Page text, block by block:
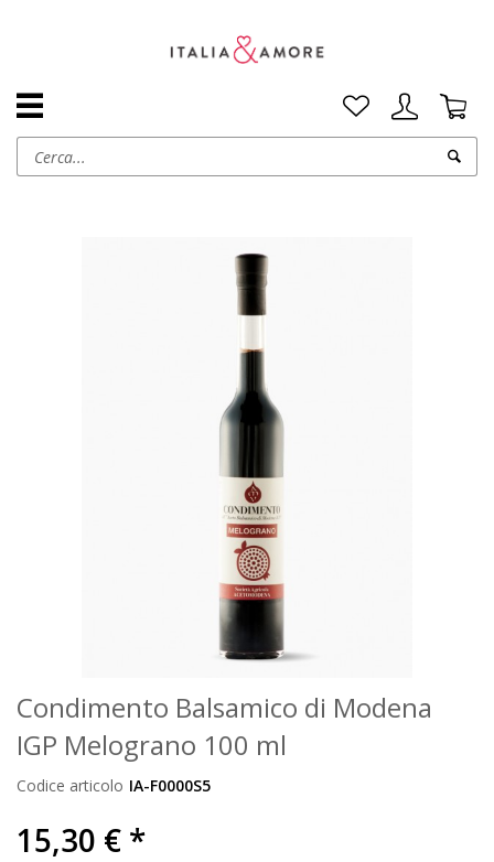
Condimento Balsamico di Modena
IGP Melograno 100 ml
Codice articolo IA-F0000S5
15,30 € *